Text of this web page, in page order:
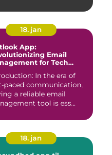
18. jan
App:
Email
for Tech
In the era of
paced communication,
a reliable email
tool is ess...
18. jan